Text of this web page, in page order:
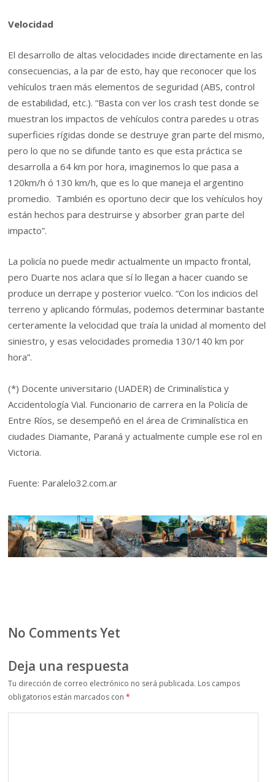
Velocidad
El desarrollo de altas velocidades incide directamente en las
consecuencias, a la par de esto, hay que reconocer que los
vehículos traen más elementos de seguridad (ABS, control
de estabilidad, etc.). “Basta con ver los crash test donde se
muestran los impactos de vehículos contra paredes u otras
superficies rígidas donde se destruye gran parte del mismo,
pero lo que no se difunde tanto es que esta práctica se
desarrolla a 64 km por hora, imaginemos lo que pasa a
120km/h ó 130 km/h, que es lo que maneja el argentino
promedio. También es oportuno decir que los vehículos hoy
están hechos para destruirse y absorber gran parte del
impacto”.
La policía no puede medir actualmente un impacto frontal,
pero Duarte nos aclara que sí lo llegan a hacer cuando se
produce un derrape y posterior vuelco. “Con los indicios del
terreno y aplicando fórmulas, podemos determinar bastante
certeramente la velocidad que traía la unidad al momento del
siniestro, y esas velocidades promedia 130/140 km por
hora”.
(*) Docente universitario (UADER) de Criminalística y
Accidentología Vial. Funcionario de carrera en la Policía de
Entre Ríos, se desempeñó en el área de Criminalística en
ciudades Diamante, Paraná y actualmente cumple ese rol en
Victoria.
Fuente: Paralelo32.com.ar
No Comments Yet
Deja una respuesta
Tu dirección de correo electrónico no será publicada. Los campos
obligatorios están marcados con*